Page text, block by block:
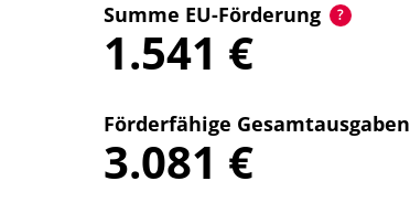
Summe EU-Förderung
1.541
Förderfähige Gesamtausgaben
3.081